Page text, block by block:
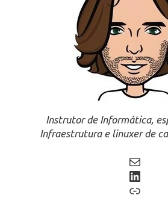
Instrutor de Informática,
Infraestrutura e linuxer de
Mail
LinkedIn
Link